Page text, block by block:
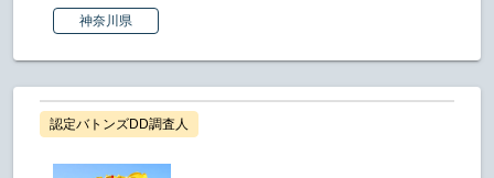
神奈川県
認定バトンズDD調査人